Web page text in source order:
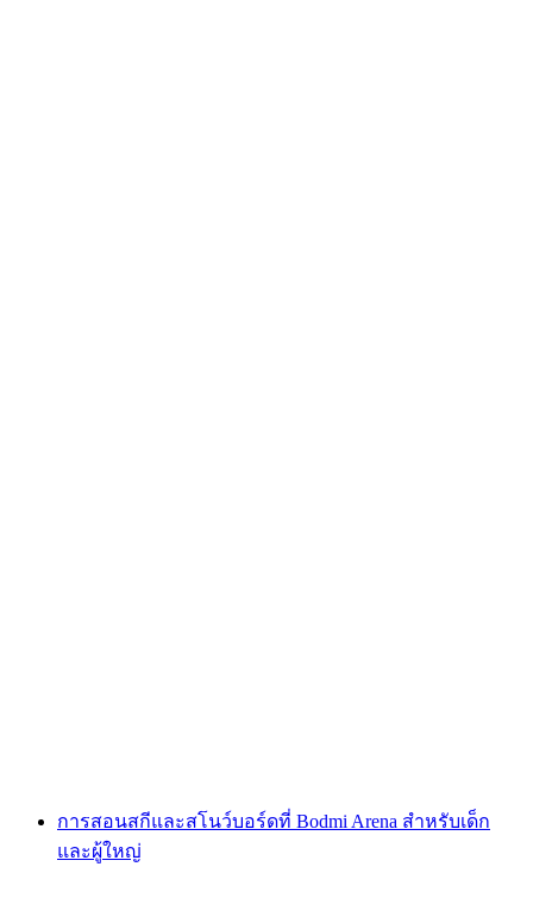
การสอนสกีและสโนว์บอร์ดที่ Bodmi Arena สำหรับเด็ก
และผู้ใหญ่